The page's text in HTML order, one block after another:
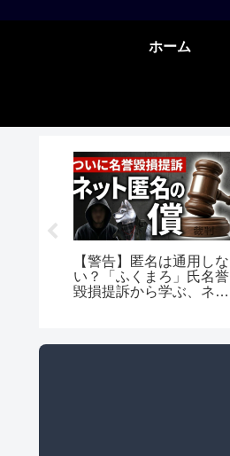
ホーム
【警告】匿名は通用しな
い？「ふくまろ」氏名誉
毀損提訴から学ぶ、ネッ